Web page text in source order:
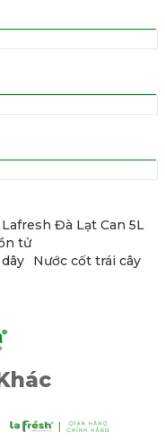
Đà Lạt Can 5L
tử
Nước cốt trái cây